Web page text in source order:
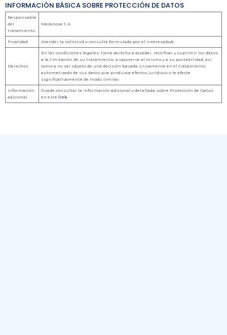
INFORMACIÓN BÁSICA SOBRE PROTECCIÓN DE DATOS
Responsable
del
tratamiento
Mecanova S.A.
Finalidad Atender la solicitud o consulta formulada por el interesado/a.
Derechos
En las condiciones legales, tiene derecho a acceder, rectificar y suprimir los datos,
a la limitación de su tratamiento, a oponerse al mismo y a su portabilidad, así
como a no ser objeto de una decisión basada únicamente en el tratamiento
automatizado de sus datos que produzca efectos jurídicos o le afecte
significativamente de modo similar.
Información
adicional
Puede consultar la información adicional y detallada sobre Protección de Datos
en este link.